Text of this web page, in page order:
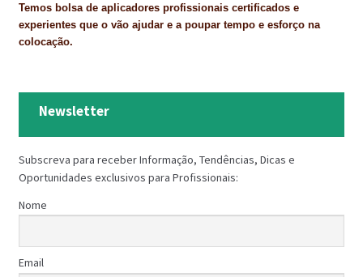
Temos bolsa de aplicadores profissionais certificados e
experientes que o vão ajudar e a poupar tempo e esforço na
colocação.
Newsletter
Subscreva para receber Informação, Tendências, Dicas e
Oportunidades exclusivos para Profissionais:
Nome
Email